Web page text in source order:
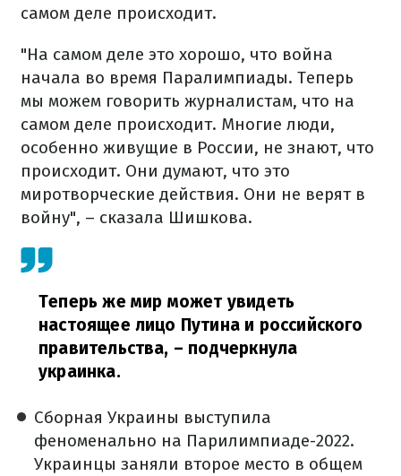
самом деле происходит.
"На самом деле это хорошо, что война
начала во время Паралимпиады. Теперь
мы можем говорить журналистам, что на
самом деле происходит. Многие люди,
особенно живущие в России, не знают, что
происходит. Они думают, что это
миротворческие действия. Они не верят в
войну", – сказала Шишкова.
Теперь же мир может увидеть
настоящее лицо Путина и российского
правительства, – подчеркнула
украинка.
Сборная Украины выступила
феноменально на Парилимпиаде-2022.
Украинцы заняли второе место в общем